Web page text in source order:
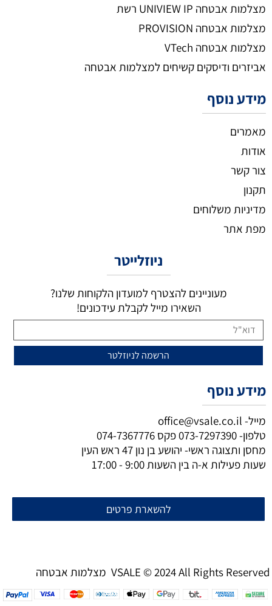
מצלמות אבטחה UNIVIEW IP רשת
מצלמות אבטחה PROVISION
מצלמות אבטחה VTech
אביזרים ודיסקים קשיחים למצלמות אבטחה
מידע נוסף
מאמרים
אודות
צור קשר
תקנון
מדיניות משלוחים
מפת אתר
ניוזלייטר
מעוניינים להצטרף למועדון הלקוחות שלנו?
השאירו מייל לקבלת עידכונים!
מידע נוסף
מייל- office@vsale.co.il
טלפון-073-7297390פקס 074-7367776
מחסן ותצוגה ראשי- יהושע בן נון 47 ראש העין
שעות פעילות א-ה בין השעות 9:00 - 17:00
להשארת פרטים
מצלמות אבטחה VSALE © 2024 All Rights Reserved